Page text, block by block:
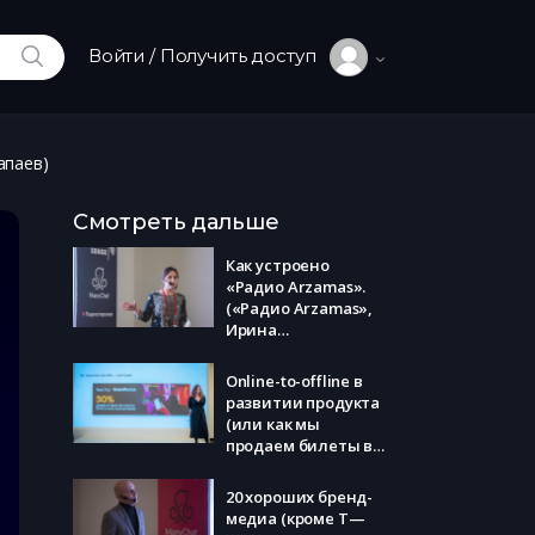
ИСКАТЬВойти / Получить доступ
Смотреть дальше
Как устроено
«Радио Arzamas».
(«Радио Arzamas»,
Ирина
Online-to-offline в
развитии продукта
(или как мы
продаем билеты в
Мария Сорокина)
20 хороших бренд-
медиа (кроме Т—